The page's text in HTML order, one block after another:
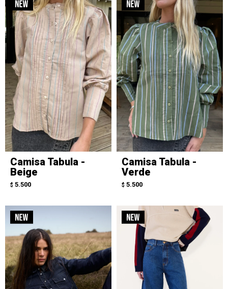
Camisa Tabula -
Beige
$ 5.500
Camisa Tabula -
Verde
$ 5.500